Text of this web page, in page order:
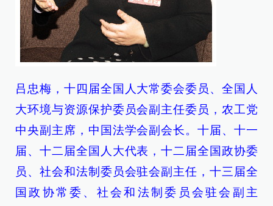
吕忠梅，十四届全国人大常委会委员、全国人
大环境与资源保护委员会副主任委员，农工党
中央副主席，中国法学会副会长。十届、十一
届、十二届全国人大代表，十二届全国政协委
员、社会和法制委员会驻会副主任，十三届全
国政协常委、社会和法制委员会驻会副主